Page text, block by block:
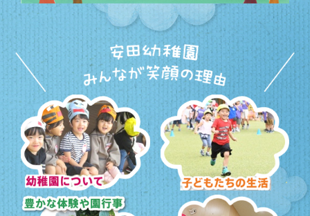
幼稚園について 子どもたちの生活